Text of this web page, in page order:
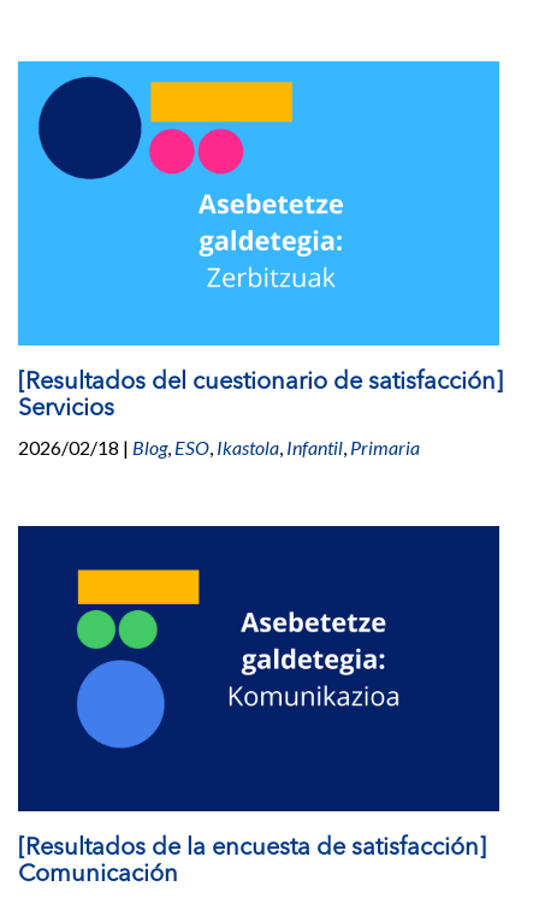
[Resultados del cuestionario de satisfacción]
Servicios
2026/02/18 | Blog, ESO, Ikastola, Infantil, Primaria
[Resultados de la encuesta de satisfacción]
Comunicación